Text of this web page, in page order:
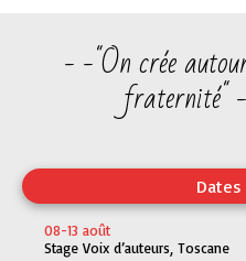
- -"On crée
08-13 août
Stage Voix d’auteurs, Toscane